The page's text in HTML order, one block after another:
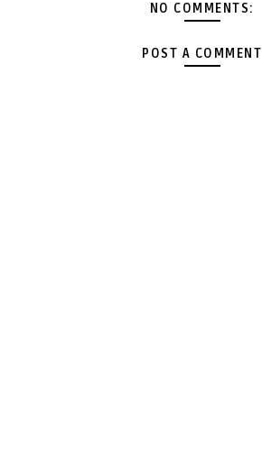
NO COMMENTS:
POST A COMMENT